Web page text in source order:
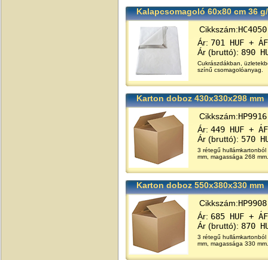
Kalapcsomagoló 60x80 cm 36
Cikkszám:HC4050
Ár: 701 HUF +
Ár (bruttó): 890
Cukrászdákban,
színű csomagolóanyag.
Karton doboz 430x330x298 mm
Cikkszám:HP9916
Ár: 449 HUF +
Ár (bruttó): 570
3 rétegű
mm, magassága 268
Karton doboz 550x380x330 mm
Cikkszám:HP9908
Ár: 685 HUF +
Ár (bruttó): 870
3 rétegű
mm, magassága 330